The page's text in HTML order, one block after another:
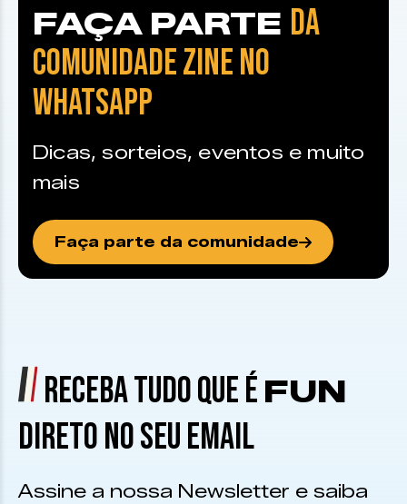
FAÇA PARTE DA
COMUNIDADE ZINE NO
WHATSAPP
Dicas, sorteios, eventos e muito
mais
Faça parte da comunidade
RECEBA TUDO QUE É FUN
DIRETO NO SEU EMAIL
Assine a nossa Newsletter e saiba